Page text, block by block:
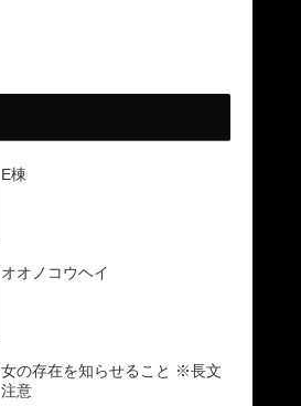
E棟
オオノコウヘイ
女の存在を知らせること ※長文
注意